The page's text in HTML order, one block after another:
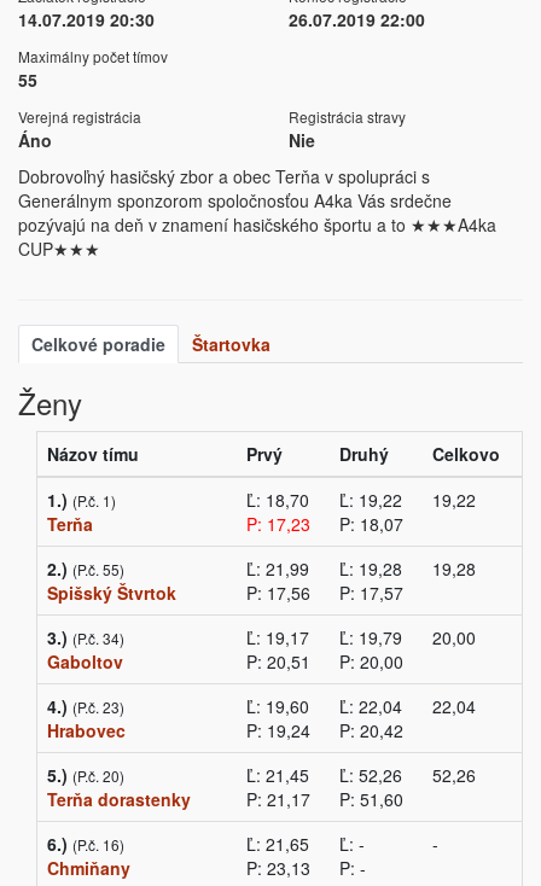
14.07.2019 20:30 26.07.2019 22:00
Maximálny počet tímov
55
Verejná registrácia
Áno
Registrácia stravy
Nie
Dobrovoľný hasičský zbor a obec Terňa v spolupráci s
Generálnym sponzorom spoločnosťou A4ka Vás srdečne
pozývajú na deň v znamení hasičského športu a to ★★★A4ka
CUP★★★
Celkové poradie Štartovka
Ženy
Názov tímu Prvý Druhý
Celkovo
1.) (P.č. 1)
Terňa
Ľ: 18,70
P: 17,23
Ľ: 19,22
P: 18,07
19,22
2.) (P.č. 55)
Spišský Štvrtok
Ľ: 21,99
P: 17,56
Ľ: 19,28
P: 17,57
19,28
3.) (P.č. 34)
Gaboltov
Ľ: 19,17
P: 20,51
Ľ: 19,79
P: 20,00
20,00
4.) (P.č. 23)
Hrabovec
Ľ: 19,60
P: 19,24
Ľ: 22,04
P: 20,42
22,04
5.) (P.č. 20)
Terňa dorastenky
Ľ: 21,45
P: 21,17
Ľ: 52,26
P: 51,60
52,26
6.) (P.č. 16)
Chmiňany
Ľ: 21,65
P: 23,13
Ľ: -
P: -
-